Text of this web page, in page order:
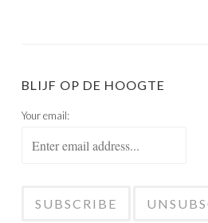
BLIJF OP DE HOOGTE
Your email: